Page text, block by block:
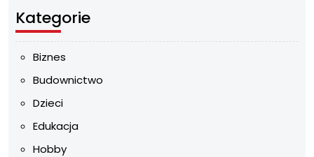
Kategorie
Biznes
Budownictwo
Dzieci
Edukacja
Hobby